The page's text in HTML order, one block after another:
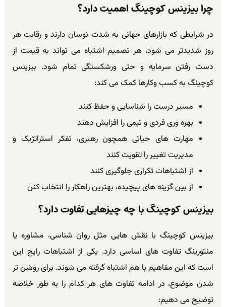
چرا بیزینس کوچینگ اهمیت دارد؟
در شرایطی که بازارهای جهانی به شدت نوسان دارند و رقابت هر
روز شدیدتر می شود، هر تصمیم اشتباه می تواند به قیمت از
دست رفتن سرمایه و حتی ورشکستگی تمام شود. بیزینس
کوچینگ به کسب وکارها کمک می کند:
مسیر درست را شناسایی و حفظ کنند
بهره وری فردی و تیمی را افزایش دهند
مهارت های حیاتی همچون رهبری، تفکر استراتژیک و
مدیریت تغییر را تقویت کنند
از اشتباهات تکراری جلوگیری کنند
از بین گزینه های پیچیده، بهترین راهکار را انتخاب کنن
بیزینس کوچینگ با چه چیزهایی تفاوت دارد؟
بیزینس کوچینگ با نقش هایی مثل روان شناسی، مشاوره یا
منتورینگ تفاوت های اساسی دارد. یکی از اشتباهات رایج این
است که این مفاهیم با هم اشتباه گرفته می شوند. برای روشن تر
شدن موضوع، در ادامه تفاوت های هر کدام را به طور خلاصه
توضیح می دهیم: